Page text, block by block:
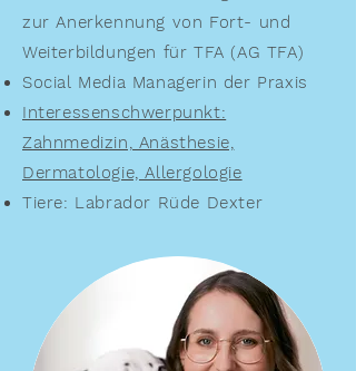
zur Anerkennung von Fort- und
Weiterbildungen für TFA (AG TFA)
Social Media Managerin der Praxis
Interessenschwerpunkt:
Zahnmedizin, Anästhesie,
Dermatologie, Allergologie
Tiere: Labrador Rüde Dexter